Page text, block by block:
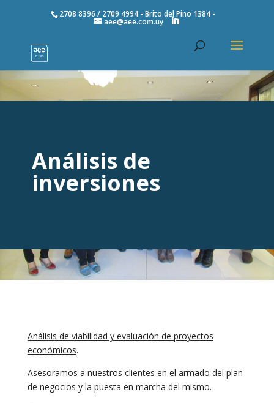
2708 8396 / 2709 4994 - Brito del Pino 1384 -
aee@aee.com.uy
Análisis de
inversiones
Análisis de viabilidad y evaluación de proyectos
económicos.
Asesoramos a nuestros clientes en el armado del plan
de negocios y la puesta en marcha del mismo.